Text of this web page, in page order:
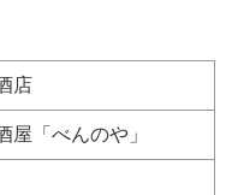
店
屋「べんのや」